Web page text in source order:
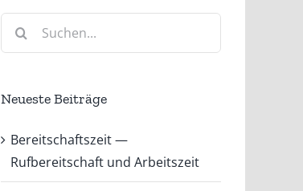
Suche
Neueste Beiträge
Bereitschaftszeit —
Rufbereitschaft und Arbeitszeit